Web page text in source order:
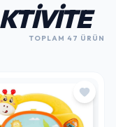
TOPLAM 47 ÜRÜN